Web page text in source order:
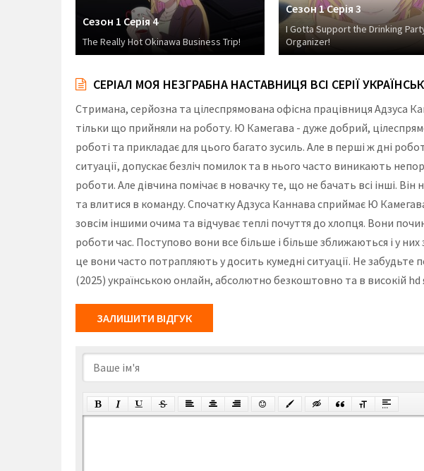
Сезон 1 Серія 4
The Really Hot Okinawa Business Trip!
Сезон 1 Серія 3
I Gotta Support the Drinking
Organizer!
СЕРІАЛ МОЯ НЕЗГРАБНА НАСТАВНИЦЯ ВСІ СЕРІЇ
Стримана, серйозна та цілеспрямована офісна працівниця Адзуса
тільки що прийняли на роботу. Ю Камегава - дуже добрий,
роботі та прикладає для цього багато зусиль. Але в перші ж дні
ситуації, допускає безліч помилок та в нього часто виникають
роботи. Але дівчина помічає в новачку те, що не бачать всі інші.
та влитися в команду. Спочатку Адзуса Каннава сприймає Ю
зовсім іншими очима та відчуває теплі почуття до хлопця. Вони
роботи час. Поступово вони все більше і більше зближаються і у
це вони часто потрапляють у досить кумедні ситуації. Не забудьте
(2025) українською онлайн, абсолютно безкоштовно та в високій hd
ЗАЛИШИТИ ВІДГУК